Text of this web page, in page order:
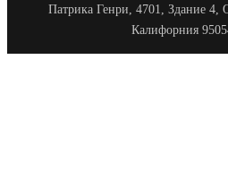
Патрика Генри, 4701, Здание 4,
Калифорния